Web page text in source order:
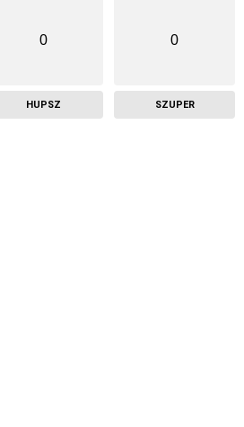
0
HUPSZ
0
SZUPER